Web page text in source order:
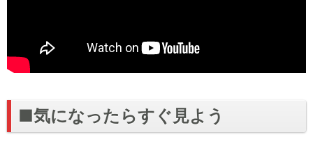
■気になったらすぐ見よう